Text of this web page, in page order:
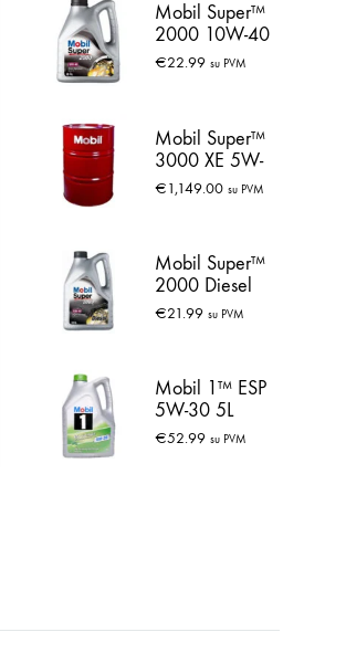
Mobil Super™
2000 10W-40
4L
€22.99 su PVM
Mobil Super™
3000 XE 5W-
30 208L
€1,149.00 su PVM
Mobil Super™
2000 Diesel
10W-40 5L
€21.99 su PVM
Mobil 1™ ESP
5W-30 5L
€52.99 su PVM